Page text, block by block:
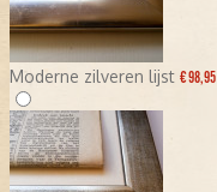
Moderne zilveren lijst € 98,95